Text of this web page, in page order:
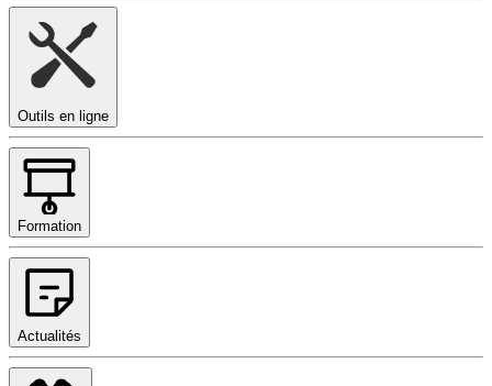
Outils en ligne
Formation
Actualités